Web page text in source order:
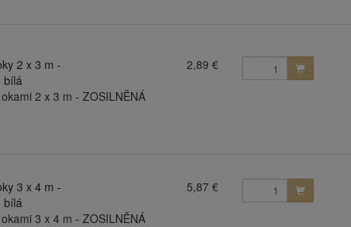
2 x 3 m -
bílá
2,89 €
2 x 3 m - ZOSILNĚNÁ
3 x 4 m -
bílá
5,87 €
3 x 4 m - ZOSILNĚNÁ